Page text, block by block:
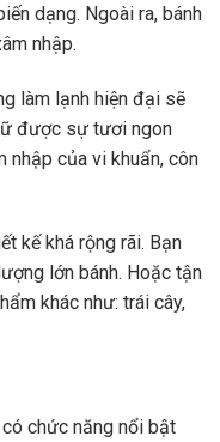
dạng. Ngoài ra, bánh
nhập.
làm lạnh hiện đại sẽ
được sự tươi ngon
nhập của vi khuẩn, côn
kế khá rộng rãi. Bạn
lớn bánh. Hoặc tận
khác như: trái cây,
chức năng nổi bật